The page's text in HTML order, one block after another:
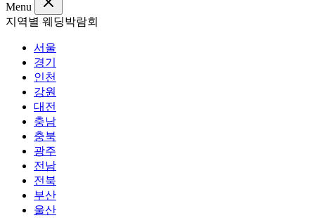
Menu
지역별 웨딩박람회
서울
경기
인천
강원
대전
충남
충북
광주
전남
전북
부산
울산